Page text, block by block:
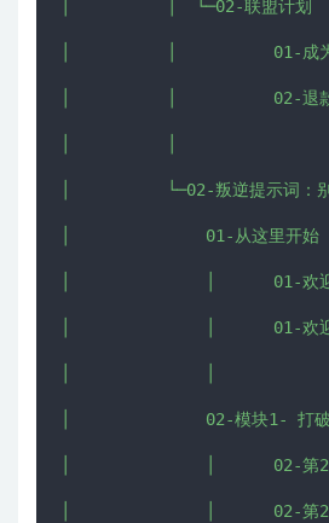
│          │  └─02-联盟计划
│          │          01-成为
│          │          02-退款
│          └─02-叛逆提示词：别
│              01-从这里开始
│              │      01-欢迎来
│              │      01-欢迎来
│              02-模块1- 打破
│              │      02-第2课-
│              │      02-第2课-